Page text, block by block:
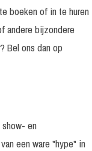
boeken of in te huren
andere bijzondere
Bel ons dan op
en
een ware "hype" in